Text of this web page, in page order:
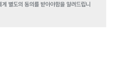
별도의 동의를 받아야함을 알려드립니